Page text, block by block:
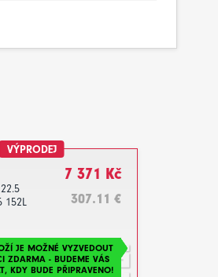
VÝPRODEJ
152L
7 371 Kč
307.11 €
JE MOŽNÉ VYZVEDOUT
ZDARMA - BUDEME VÁS
KDY BUDE PŘIPRAVENO!